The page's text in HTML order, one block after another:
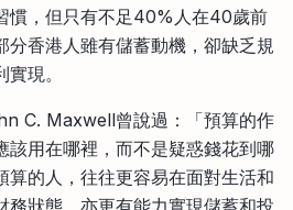
慣，但只有不足40%人在40歲前
分香港人雖有儲蓄動機，卻缺乏規
現。
C. Maxwell曾說過：「預算的作
該用在哪裡，而不是疑惑錢花到哪
算的人，往往更容易在面對生活和
務狀態，亦更有能力實現儲蓄和投